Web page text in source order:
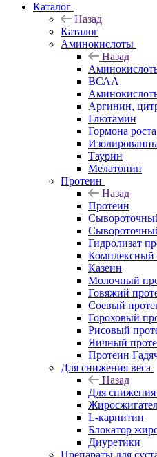
Каталог
Назад
Каталог
Аминокислоты
Назад
ВСАА
Аргинин,
Глютамин
Гормона роста
Таурин
Мелатонин
Протеин
Назад
Протеин
Гидролизат
Комплексный
Казеин
Молочный
Говяжий
Соевый
Гороховый
Рисовый
Яичный
Протеин
Для снижения веса
Назад
Для снижения
L-карнитин
Блокатор
Диуретики
Препараты для